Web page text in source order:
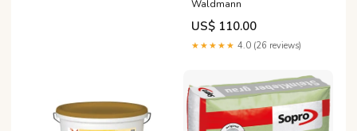
Waldmann
US$ 110.00
★★★★★ 4.0 (26 reviews)